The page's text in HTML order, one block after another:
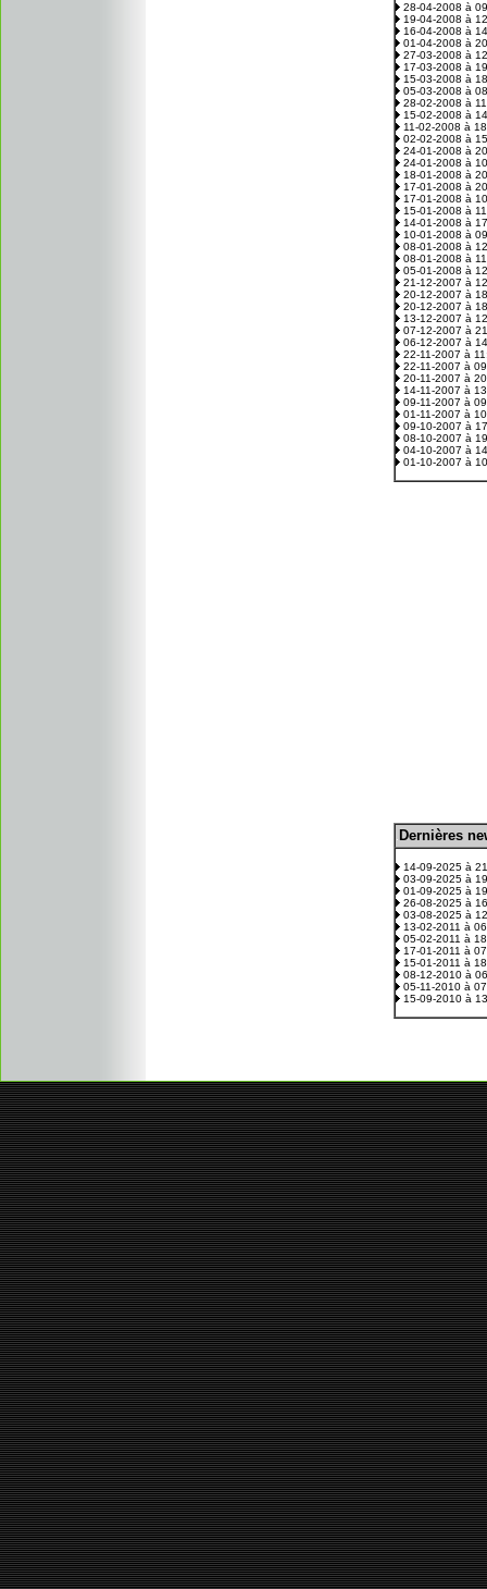
28-04-2008 à
19-04-2008 à
16-04-2008 à
01-04-2008 à
27-03-2008 à
17-03-2008 à
15-03-2008 à
05-03-2008 à
28-02-2008 à
15-02-2008 à
11-02-2008 à
02-02-2008 à
24-01-2008 à
24-01-2008 à
18-01-2008 à
17-01-2008 à
17-01-2008 à
15-01-2008 à
14-01-2008 à
10-01-2008 à
08-01-2008 à
08-01-2008 à
05-01-2008 à
21-12-2007 à
20-12-2007 à
20-12-2007 à
13-12-2007 à
07-12-2007 à
06-12-2007 à
22-11-2007 à
22-11-2007 à
20-11-2007 à
14-11-2007 à
09-11-2007 à
01-11-2007 à
09-10-2007 à
08-10-2007 à
04-10-2007 à
01-10-2007 à
Dernières
14-09-2025 à
03-09-2025 à
01-09-2025 à
26-08-2025 à
03-08-2025 à
13-02-2011 à
05-02-2011 à
17-01-2011 à
15-01-2011 à
08-12-2010 à
05-11-2010 à
15-09-2010 à